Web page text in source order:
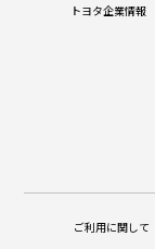
トヨタ企業情報
ご利用に関して